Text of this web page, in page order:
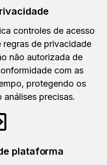
controles de acesso
de privacidade
não autorizada de
com as
protegendo os
precisas.
plataforma